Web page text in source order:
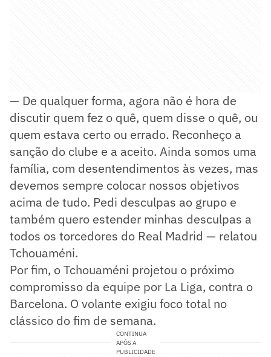
— De qualquer forma, agora não é hora de
discutir quem fez o quê, quem disse o quê, ou
quem estava certo ou errado. Reconheço a
sanção do clube e a aceito. Ainda somos uma
família, com desentendimentos às vezes, mas
devemos sempre colocar nossos objetivos
acima de tudo. Pedi desculpas ao grupo e
também quero estender minhas desculpas a
todos os torcedores do Real Madrid — relatou
Tchouaméni.
Por fim, o Tchouaméni projetou o próximo
compromisso da equipe por La Liga, contra o
Barcelona. O volante exigiu foco total no
clássico do fim de semana.
CONTINUA
APÓS A
PUBLICIDADE